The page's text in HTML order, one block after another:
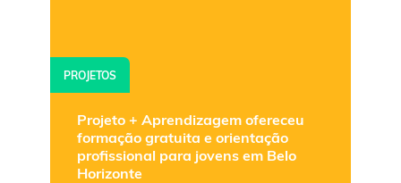
PROJETOS
Projeto + Aprendizagem ofereceu
formação gratuita e orientação
profissional para jovens em Belo
Horizonte